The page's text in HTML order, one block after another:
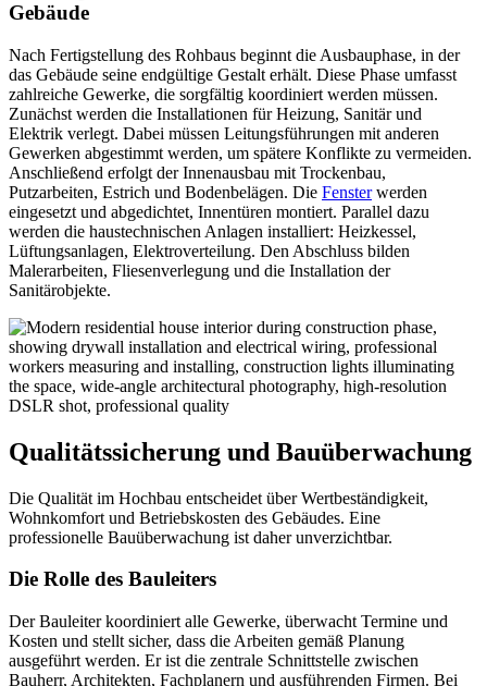
Gebäude
Nach Fertigstellung des Rohbaus beginnt die Ausbauphase, in der
das Gebäude seine endgültige Gestalt erhält. Diese Phase umfasst
zahlreiche Gewerke, die sorgfältig koordiniert werden müssen.
Zunächst werden die Installationen für Heizung, Sanitär und
Elektrik verlegt. Dabei müssen Leitungsführungen mit anderen
Gewerken abgestimmt werden, um spätere Konflikte zu vermeiden.
Anschließend erfolgt der Innenausbau mit Trockenbau,
Putzarbeiten, Estrich und Bodenbelägen. Die Fensterwerden
eingesetzt und abgedichtet, Innentüren montiert. Parallel dazu
werden die haustechnischen Anlagen installiert: Heizkessel,
Lüftungsanlagen, Elektroverteilung. Den Abschluss bilden
Malerarbeiten, Fliesenverlegung und die Installation der
Sanitärobjekte.
Qualitätssicherung und Bauüberwachung
Die Qualität im Hochbau entscheidet über Wertbeständigkeit,
Wohnkomfort und Betriebskosten des Gebäudes. Eine
professionelle Bauüberwachung ist daher unverzichtbar.
Die Rolle des Bauleiters
Der Bauleiter koordiniert alle Gewerke, überwacht Termine und
Kosten und stellt sicher, dass die Arbeiten gemäß Planung
ausgeführt werden. Er ist die zentrale Schnittstelle zwischen
Bauherr, Architekten, Fachplanern und ausführenden Firmen. Bei